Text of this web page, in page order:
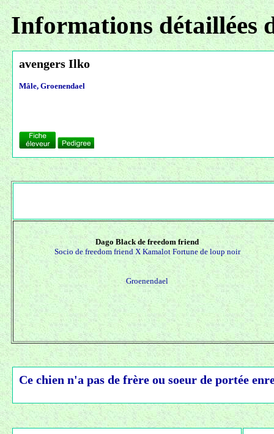
Informations détaillées
avengers Ilko
Mâle, Groenendael
Dago Black de freedom friend
Socio de freedom friend XKamalot Fortune de loup noir
Groenendael
Ce chien n'a pas de frère ou soeur de portée